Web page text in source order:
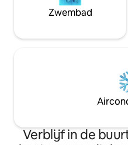
Zwembad
Verblijf in de